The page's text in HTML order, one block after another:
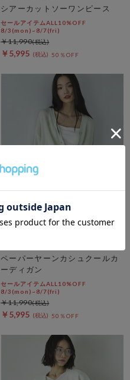
シアーカットソーワンピース
セールアイテムALL10%OFF
8/3(mon)~8/7(fri)
￥5,995 50％OFF
￥11,990
ペーパーヤーンカシュクールカ
ーディガン
セールアイテムALL10%OFF
8/3(mon)~8/7(fri)
￥5,995 50％OFF
￥11,990